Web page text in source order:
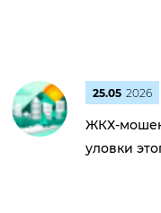
25.05 2026
ЖКХ-
уловки